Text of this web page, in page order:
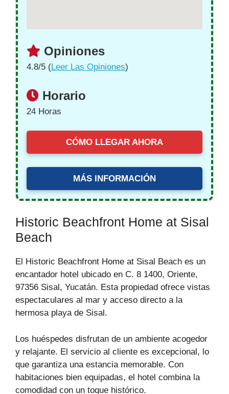
Opiniones
4.8/5 (Leer Las Opiniones)
Horario
24 Horas
CÓMO LLEGAR AHORA
MÁS INFORMACIÓN
Historic Beachfront Home at Sisal
Beach
El Historic Beachfront Home at Sisal Beach es un
encantador hotel ubicado en C. 8 1400, Oriente,
97356 Sisal, Yucatán. Esta propiedad ofrece vistas
espectaculares al mar y acceso directo a la
hermosa playa de Sisal.
Los huéspedes disfrutan de un ambiente acogedor
y relajante. El servicio al cliente es excepcional, lo
que garantiza una estancia memorable. Con
habitaciones bien equipadas, el hotel combina la
comodidad con un toque histórico.